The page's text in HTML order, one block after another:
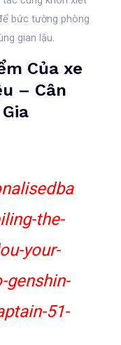
bức tường phòng
gian lậu.
Của xe
– Cân
the-
your-
genshin-
51-